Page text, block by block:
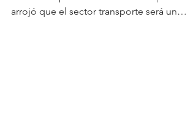
arrojó que el sector transporte será un